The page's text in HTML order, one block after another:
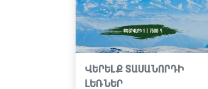
ՎԵՐԵԼՔ ՏԱՍԱՆՈՐԴԻ
ԼԵՌՆԵՐ